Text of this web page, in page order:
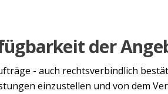
der
- auch rechtsverbindlich
einzustellen und von dem